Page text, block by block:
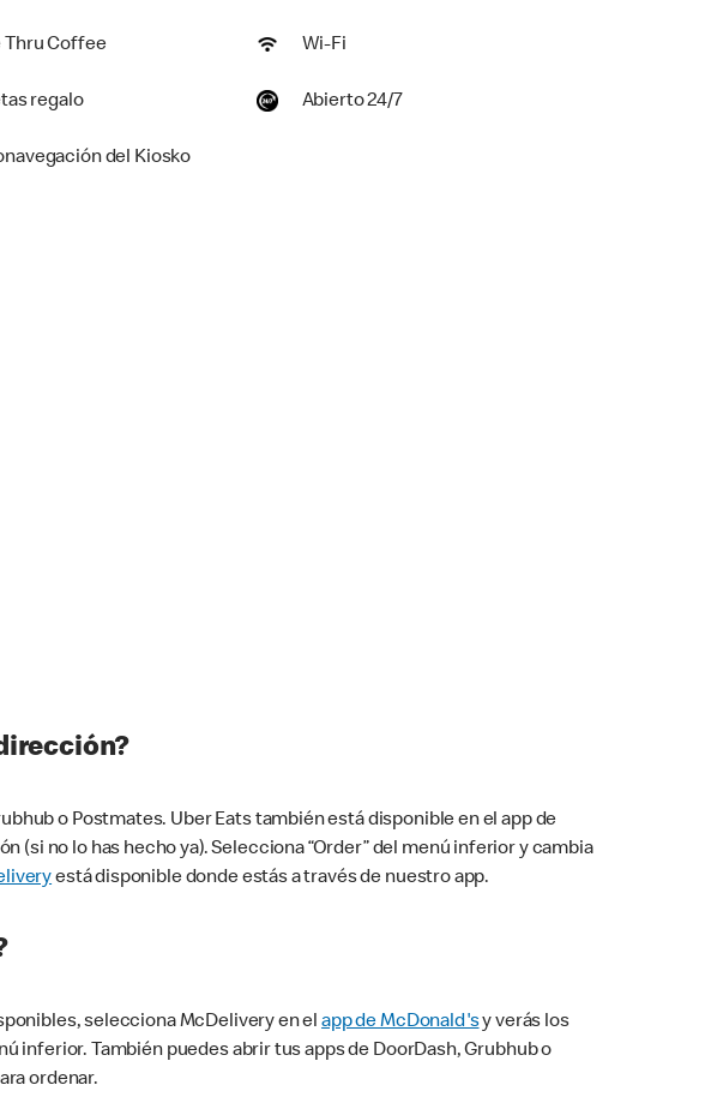
Thru Coffee Wi-Fi
regalo Abierto 24/7
del Kiosko
o Postmates. Uber Eats también está disponible en el app de
(si no lo has hecho ya). Selecciona “Order” del menú inferior y cambia
está disponible donde estás a través de nuestro app.
selecciona McDelivery en elapp de McDonald'sy verás los
inferior. También puedes abrir tus apps de DoorDash, Grubhub o
ordenar.